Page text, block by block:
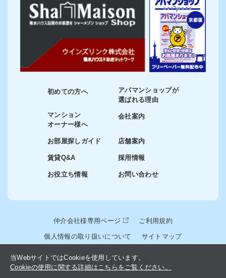
初めての方へ
マンション
オーナー様へ
お部屋探しガイド
賃貸Q&A
お役立ち情報
アパマンショップが
選ばれる理由
会社案内
店舗案内
採用情報
お問い合わせ
仲介会社様専用ページ ご利用規約
個人情報の取り扱いについて サイトマップ
© 2024-2026 winslink Inc.
当WebサイトではCookieを使用しています。
Cookieの使用に関する詳細はこちらをご覧ください。